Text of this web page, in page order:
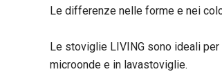
Le differenze nelle forme e nei
Le stoviglie LIVING sono ideali
microonde e in lavastoviglie.